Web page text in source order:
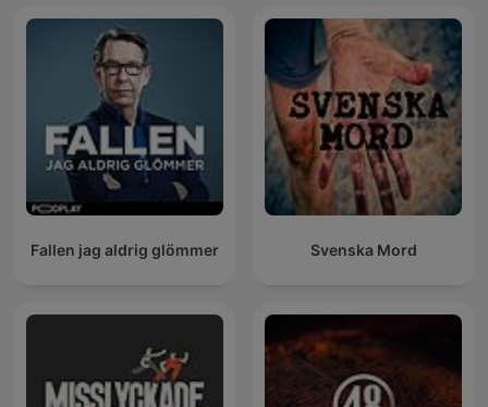
Fallen jag aldrig glömmer Svenska Mord